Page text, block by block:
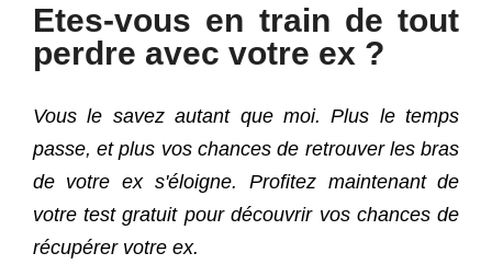
Etes-vous en train de tout
perdre avec votre ex ?
Vous le savez autant que moi. Plus le temps
passe, et plus vos chances de retrouver les bras
de votre ex s'éloigne. Profitez maintenant de
votre test gratuit pour découvrir vos chances de
récupérer votre ex.